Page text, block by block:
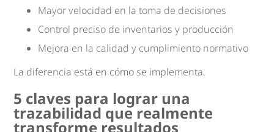
Mayor velocidad en la toma de decisiones
Control preciso de inventarios y producción
Mejora en la calidad y cumplimiento normativo
La diferencia está en cómo se implementa.
5 claves para lograr una
trazabilidad que realmente
transforme resultados